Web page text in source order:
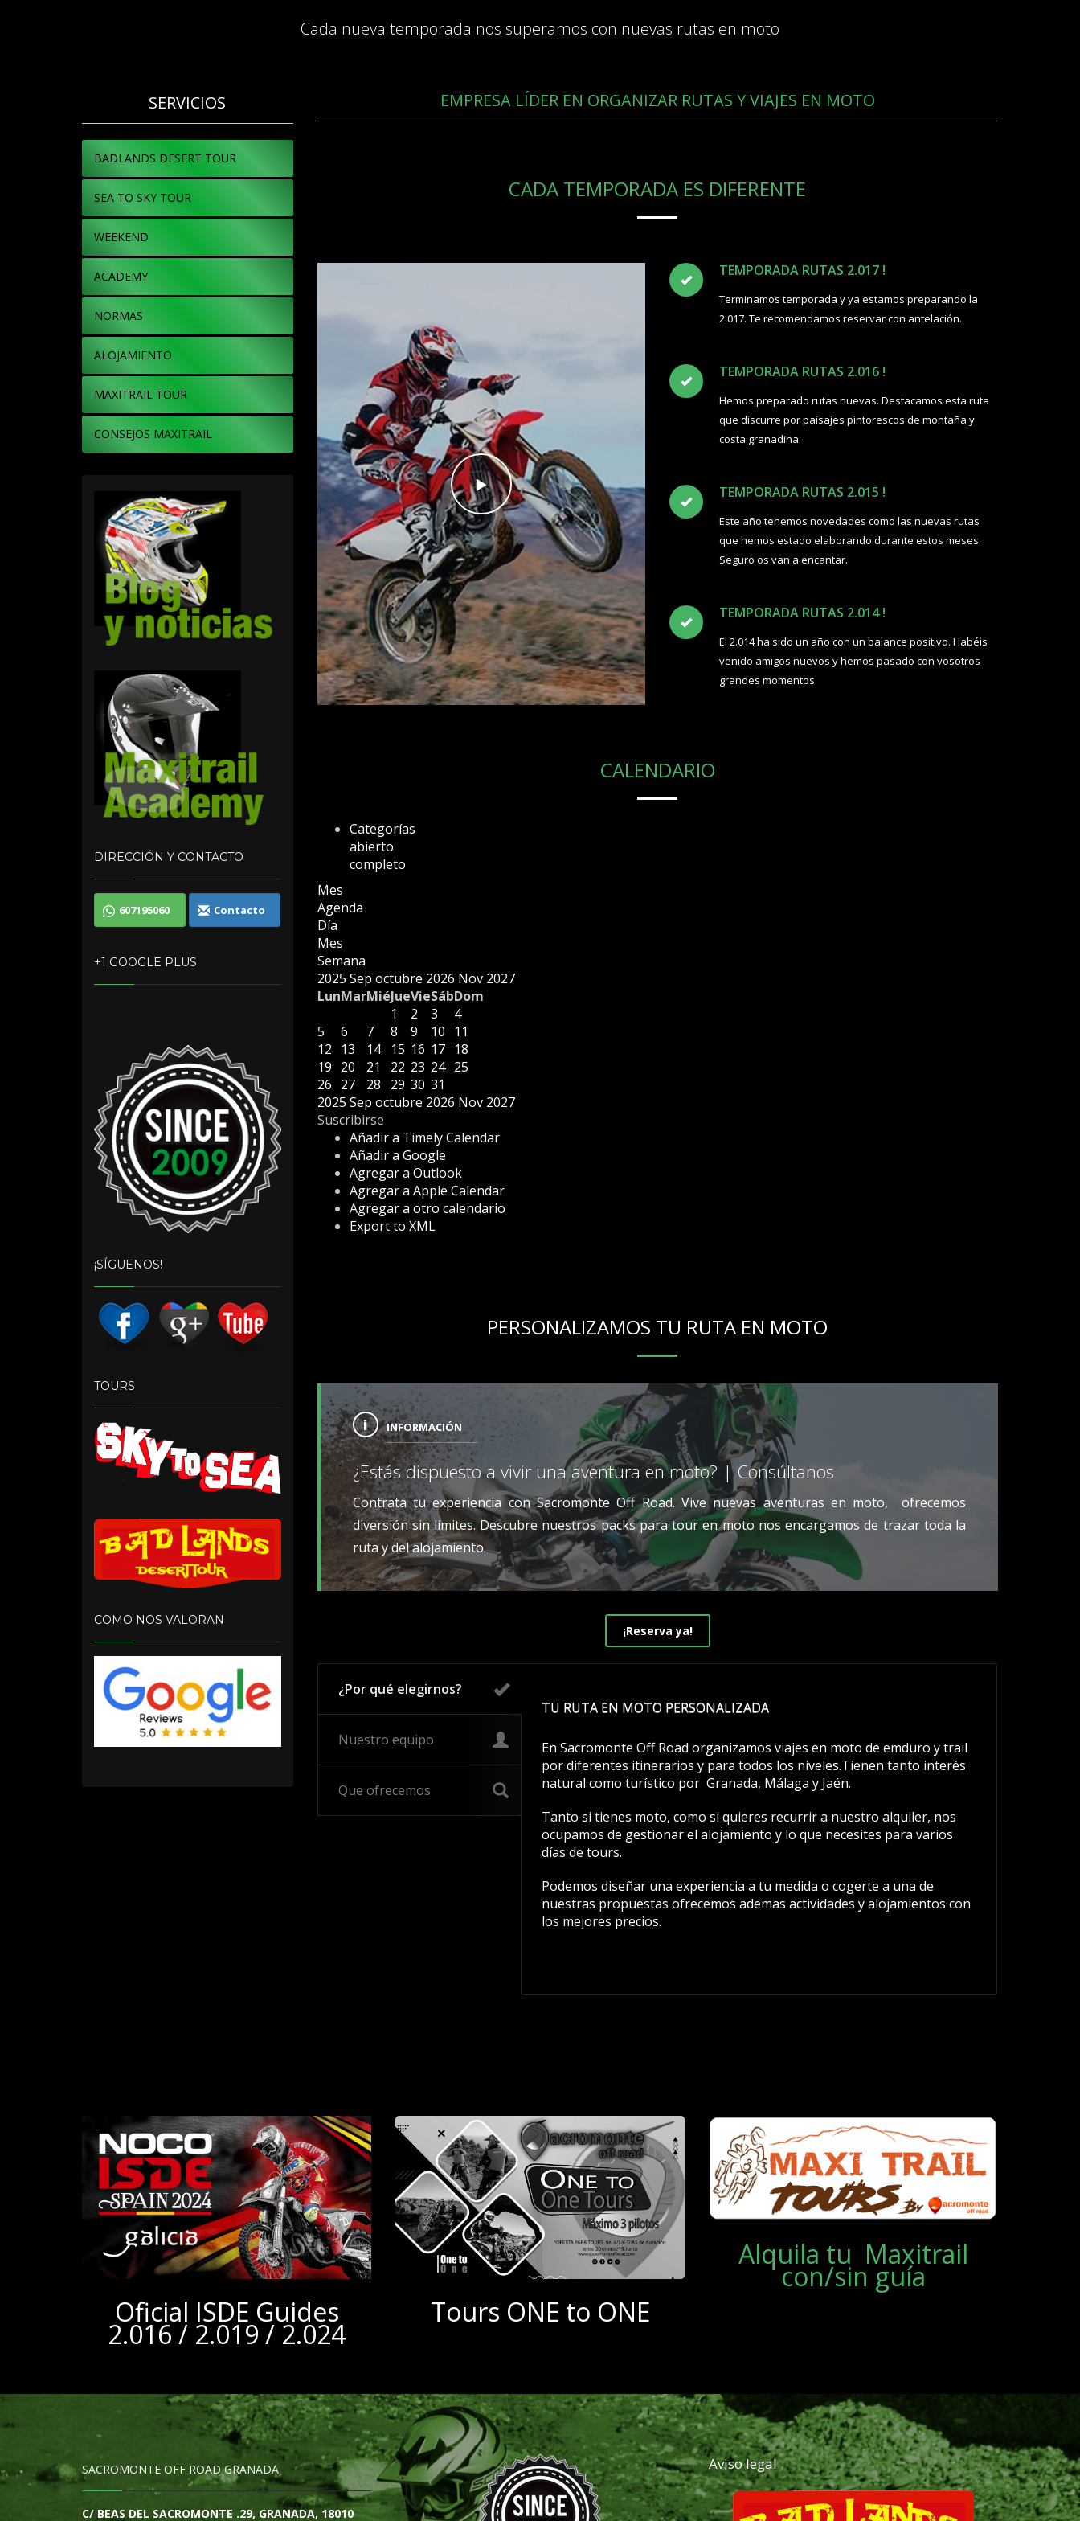
Cada nueva temporada nos superamos con nuevas rutas en moto
SERVICIOS
BADLANDS DESERT TOUR
SEA TO SKY TOUR
WEEKEND
ACADEMY
NORMAS
ALOJAMIENTO
MAXITRAIL TOUR
CONSEJOS MAXITRAIL
DIRECCIÓN Y CONTACTO
607195060 Contacto
+1 GOOGLE PLUS
¡SÍGUENOS!
TOURS
COMO NOS VALORAN
EMPRESA LÍDER EN ORGANIZAR RUTAS Y VIAJES EN MOTO
CADA TEMPORADA ES DIFERENTE
TEMPORADA RUTAS 2.017 !
Terminamos temporada y ya estamos preparando la
2.017. Te recomendamos reservar con antelación.
TEMPORADA RUTAS 2.016 !
Hemos preparado rutas nuevas. Destacamos esta ruta
que discurre por paisajes pintorescos de montaña y
costa granadina.
TEMPORADA RUTAS 2.015 !
Este año tenemos novedades como las nuevas rutas
que hemos estado elaborando durante estos meses.
Seguro os van a encantar.
TEMPORADA RUTAS 2.014 !
El 2.014 ha sido un año con un balance positivo. Habéis
venido amigos nuevos y hemos pasado con vosotros
grandes momentos.
CALENDARIO
Categorías
abierto
completo
Mes
Agenda
Día
Mes
Semana
2025 Sep octubre 2026 Nov 2027
LunMarMiéJueVieSábDom
1
2 3
4
5
6 7 8 9 10
11
12
13 14 15 16 17
18
19 20 21 22 23 24 25
26 27 28 29 30 31
2025 Sep octubre 2026 Nov 2027
Suscribirse
Añadir a Timely Calendar
Añadir a Google
Agregar a Outlook
Agregar a Apple Calendar
Agregar a otro calendario
Export to XML
PERSONALIZAMOS TU RUTA EN MOTO
INFORMACIÓN
¿Estás dispuesto a vivir una aventura en moto? | Consúltanos
Contrata tu experiencia con Sacromonte Off Road. Vive nuevas aventuras en moto, ofrecemos
diversión sin límites. Descubre nuestros packs para tour en moto nos encargamos de trazar toda la
ruta y del alojamiento.
¡Reserva ya!
¿Por qué elegirnos?
Nuestro equipo
Que ofrecemos
TU RUTA EN MOTO PERSONALIZADA
En Sacromonte Off Road organizamos viajes en moto de emduro y trail
por diferentes itinerarios y para todos los niveles.Tienen tanto interés
natural como turístico por Granada, Málaga y Jaén.
Tanto si tienes moto, como si quieres recurrir a nuestro alquiler, nos
ocupamos de gestionar el alojamiento y lo que necesites para varios
días de tours.
Podemos diseñar una experiencia a tu medida o cogerte a una de
nuestras propuestas ofrecemos ademas actividades y alojamientos con
los mejores precios.
Oficial ISDE Guides
2.016 / 2.019 / 2.024
Tours ONE to ONE
Alquila tu Maxitrail
con/sin guía
SACROMONTE OFF ROAD GRANADA
C/ BEAS DEL SACROMONTE .29, GRANADA, 18010
Aviso legal